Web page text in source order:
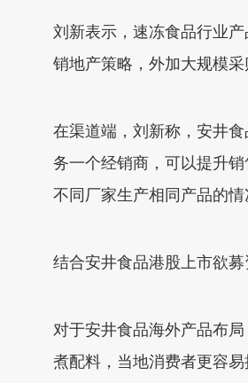
刘新表示，速冻食品行业
销地产策略，外加大规模
在渠道端，刘新称，安井
务一个经销商，可以提升
不同厂家生产相同产品的
结合安井食品港股上市欲
对于安井食品海外产品布
煮配料，当地消费者更容